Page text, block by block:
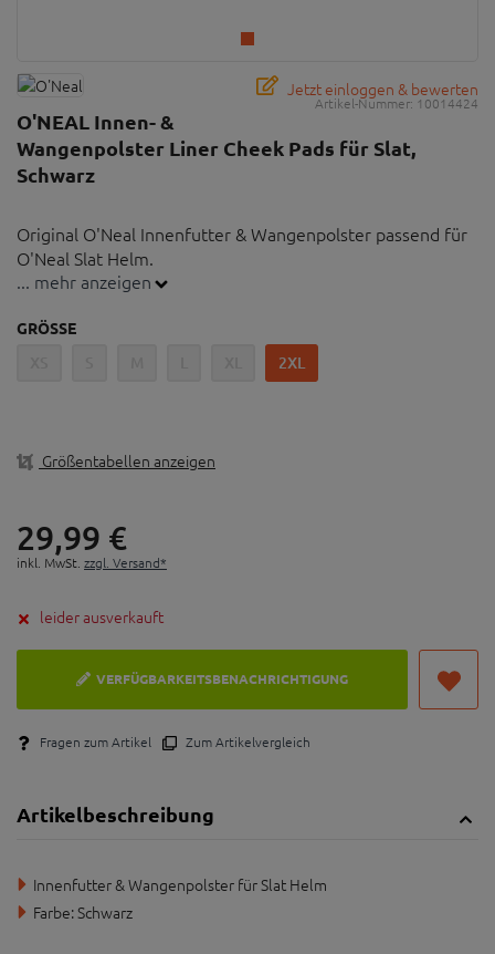
Jetzt einloggen & bewerten
Artikel-Nummer: 10014424
O'NEAL Innen- &
Wangenpolster Liner Cheek Pads für Slat,
Schwarz
Original O'Neal Innenfutter & Wangenpolster passend für
O'Neal Slat Helm.
Helm. Lediglich um das passende Original-Polster
Original O'NEAL Innenfutter & Wangenpolster für
... mehr anzeigen
GRÖSSE
2XL
Größentabellen anzeigen
29,99 €
inkl. MwSt. zzgl. Versand*
leider ausverkauft
VERFÜGBARKEITSBENACHRICHTIGUNG
Fragen zum Artikel Zum Artikelvergleich
Artikelbeschreibung
Innenfutter & Wangenpolster für Slat Helm
Farbe: Schwarz